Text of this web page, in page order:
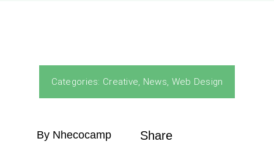
Categories: Creative, News, Web Design
By Nhecocamp Share